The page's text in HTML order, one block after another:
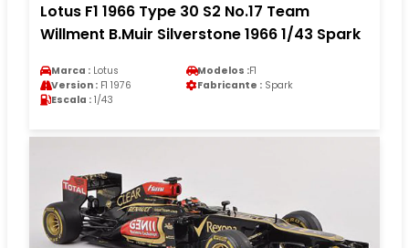
Lotus F1 1966 Type 30 S2 No.17 Team
Willment B.Muir Silverstone 1966 1/43 Spark
Marca : Lotus Modelos :F1
Version : F1 1976 Fabricante : Spark
Escala : 1/43